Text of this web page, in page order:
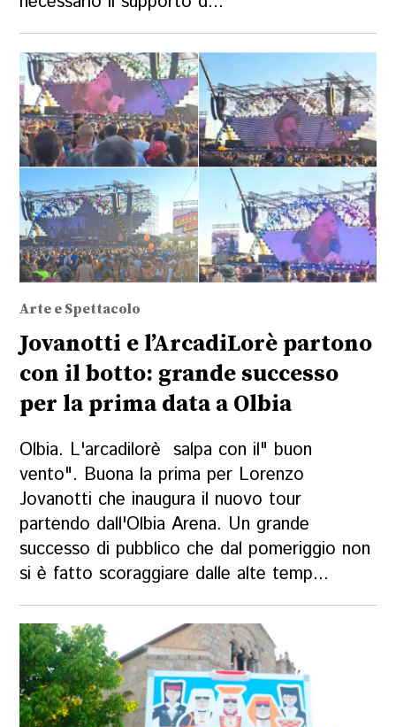
Arte e Spettacolo
Jovanotti e l’ArcadiLorè partono
con il botto: grande successo
per la prima data a Olbia
Olbia. L'arcadilorè salpa con il" buon
vento". Buona la prima per Lorenzo
Jovanotti che inaugura il nuovo tour
partendo dall'Olbia Arena. Un grande
successo di pubblico che dal pomeriggio non
si è fatto scoraggiare dalle alte temp...